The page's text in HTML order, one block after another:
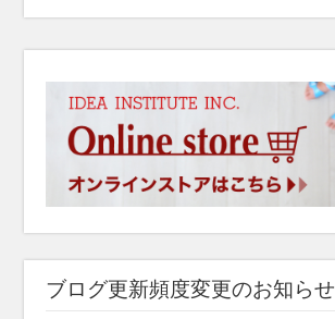
ブログ更新頻度変更のお知らせ